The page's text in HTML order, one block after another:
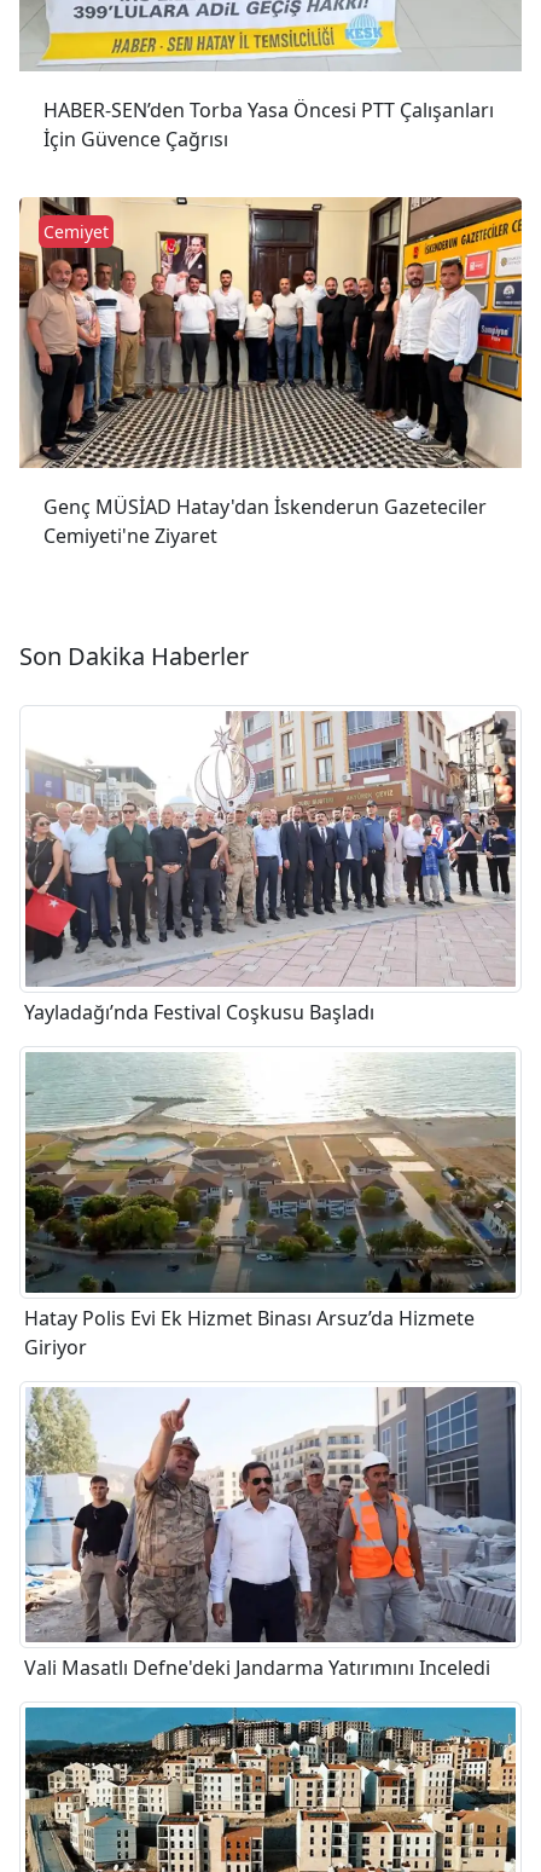
HABER-SEN’den Torba Yasa Öncesi PTT Çalışanları
İçin Güvence Çağrısı
Genç MÜSİAD Hatay'dan İskenderun Gazeteciler
Cemiyeti'ne Ziyaret
Cemiyet
Son Dakika Haberler
Yayladağı’nda Festival Coşkusu Başladı
Hatay Polis Evi Ek Hizmet Binası Arsuz’da Hizmete
Giriyor
Vali Masatlı Defne'deki Jandarma Yatırımını Inceledi